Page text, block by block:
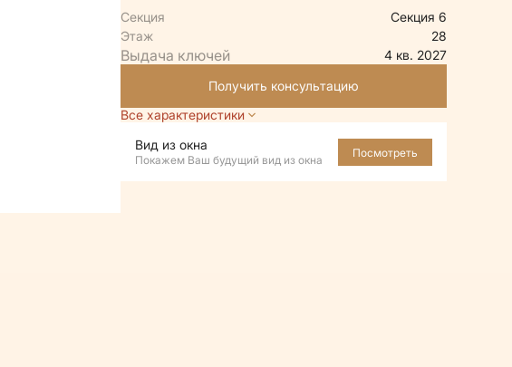
Секция
Секция 6
Этаж
28
4 кв. 2027
Получить консультацию
Все характеристики
Вид из окна
Покажем Ваш будущий вид из окна
Посмотреть